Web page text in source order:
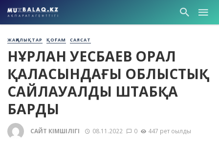
ЖАҢАЛЫҚТАР ҚОҒАМ САЯСАТ
НҰРЛАН ӘУЕСБАЕВ ОРАЛ
ҚАЛАСЫНДАҒЫ ОБЛЫСТЫҚ
САЙЛАУАЛДЫ ШТАБҚА
БАРДЫ
САЙТ ӘКІМШІЛІГІ 08.11.2022 0 447 рет оқылды